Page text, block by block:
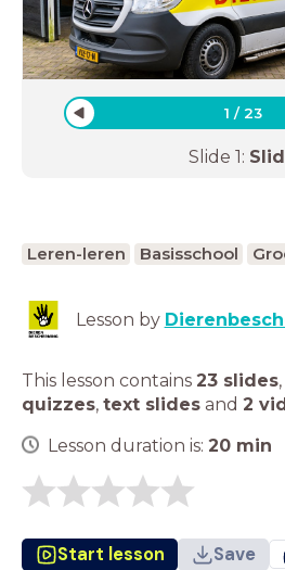
1 /23
Slide 1:
Leren-leren Basisschool
Lesson by
This lesson contains 23 slides,
quizzes, text slides and 2
Lesson duration is: 20 min
Start lesson Save